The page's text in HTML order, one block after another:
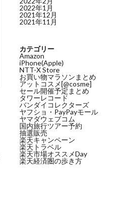
2022年1月
2021年12月
2021年11月
カテゴリー
Amazon
iPhone(Apple)
NTT-X Store
お買い物マラソンまとめ
アットコスメ[@cosme]
セール開催予定まとめ
タワーレコード
バンダイコレクターズ
ヤフショ・PayPayモール
ヤマダウェブコム
国内旅行ツアー予約
抽選販売
楽天キャンペーン
楽天トラベル
楽天市場オススメDay
楽天経済圏の歩き方